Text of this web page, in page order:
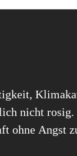
nicht
ohne Angst